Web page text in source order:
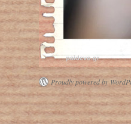
Είστε
Αυτή είναι η
paidevo.gr
Proudly powered by